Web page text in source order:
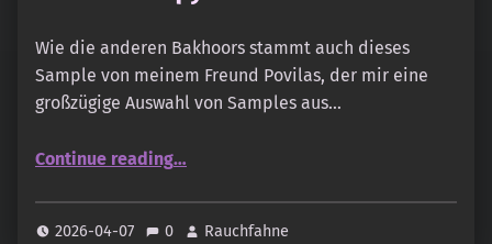
Wie die anderen Bakhoors stammt auch dieses
Sample von meinem Freund Povilas, der mir eine
großzügige Auswahl von Samples aus…
Continue reading…
2026-04-07 0 Rauchfahne